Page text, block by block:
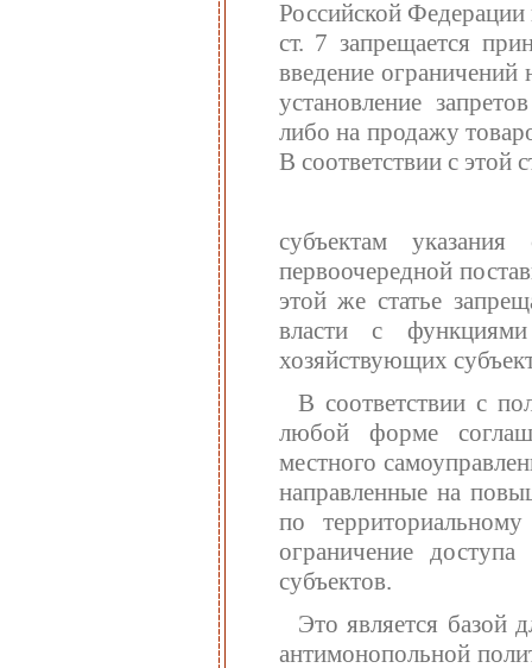
Российской Федерации
ст. 7 запрещается
введение
установление
либо на продажу
В соответствии с этой
субъектам
первоочередной
этой же статье
власти с
хозяйствующих
В соответствии с
любой форме
местного
направленные на
по
ограничение
субъектов.
Это является базой
антимонопольной